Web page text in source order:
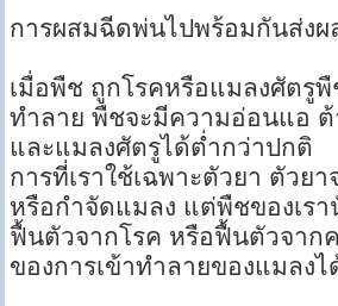
การผสมฉีดพ่นไปพร้อมกันส่งผ
เมื่อพืช ถูกโรคหรือแมลงศัตรูพื
ทำลาย พืชจะมีความอ่อนแอ
และแมลงศัตรูได้ต่ำกว่าปกติ
การที่เราใช้เฉพาะตัวยา ตัวย
หรือกำจัดแมลง แต่พืชของเรา
ฟื้นตัวจากโรค หรือฟื้นตัวจาก
ของการเข้าทำลายของแมลงไ